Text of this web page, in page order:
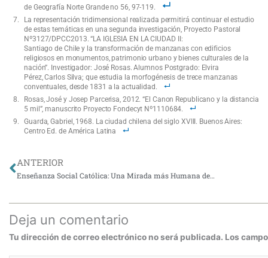
de Geografía Norte Grande no 56, 97-119.
La representación tridimensional realizada permitirá continuar el estudio
de estas temáticas en una segunda investigación, Proyecto Pastoral
Nº3127/DPCC2013. “LA IGLESIA EN LA CIUDAD II:
Santiago de Chile y la transformación de manzanas con edificios
religiosos en monumentos, patrimonio urbano y bienes culturales de la
nación”. Investigador: José Rosas. Alumnos Postgrado: Elvira
Pérez, Carlos Silva; que estudia la morfogénesis de trece manzanas
conventuales, desde 1831 a la actualidad.
Rosas, José y Josep Parcerisa, 2012. “El Canon Republicano y la distancia
5 mil”, manuscrito Proyecto Fondecyt Nº1110684.
Guarda, Gabriel, 1968. La ciudad chilena del siglo XVIII. Buenos Aires:
Centro Ed. de América Latina
Ant
ANTERIOR
Enseñanza Social Católica: Una Mirada más Humana de la Sociedad Civil
Deja un comentario
Tu dirección de correo electrónico no será publicada. Los